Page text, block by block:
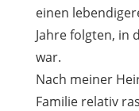
einen
Jahre folgten, in
war.
Nach meiner
Familie relativ